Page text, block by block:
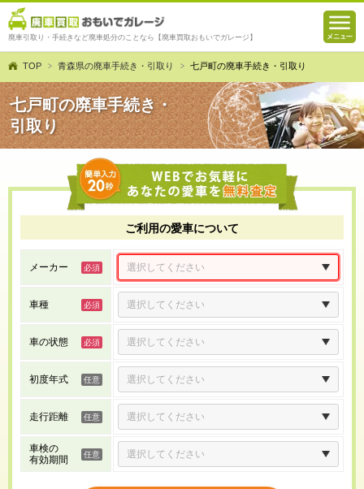
廃車引取り・手続きなど廃車処分のことなら【廃車買取おもいでガレージ】
TOP 青森県の廃車手続き・引取り 七戸町の廃車手続き・引取り
七戸町の廃車手続き・
引取り
ご利用の愛車について
メーカー
車種
車の状態
初度年式
走行距離
車検の
有効期間